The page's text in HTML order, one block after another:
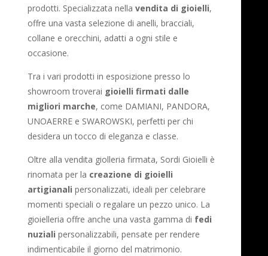
prodotti. Specializzata nellavendita di gioielli,
offre una vasta selezione di anelli, bracciali,
collane e orecchini, adatti a ogni stile e
occasione.
Tra i vari prodotti in esposizione presso lo
showroom troverai gioielli firmati dalle
migliori marche, come DAMIANI, PANDORA,
UNOAERRE e SWAROWSKI, perfetti per chi
desidera un tocco di eleganza e classe.
Oltre alla vendita giolleria firmata, Sordi Gioielli è
rinomata per la creazione di gioielli
artigianali personalizzati, ideali per celebrare
momenti speciali o regalare un pezzo unico. La
gioielleria offre anche una vasta gamma di fedi
nuziali personalizzabili, pensate per rendere
indimenticabile il giorno del matrimonio.